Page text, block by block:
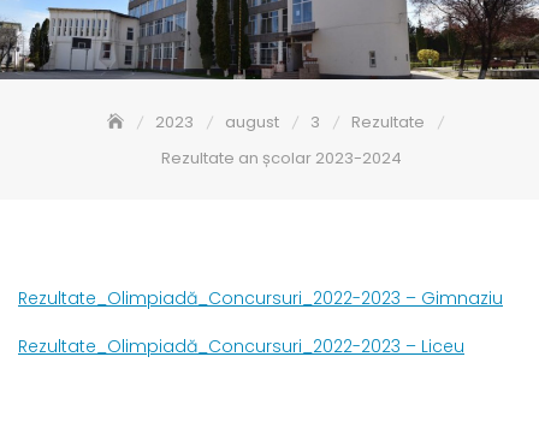
2023 august 3
Rezultate
Rezultate an școlar 2023-2024
Rezultate_Olimpiadă_Concursuri_2022-2023 – Gimnaziu
Rezultate_Olimpiadă_Concursuri_2022-2023 – Liceu